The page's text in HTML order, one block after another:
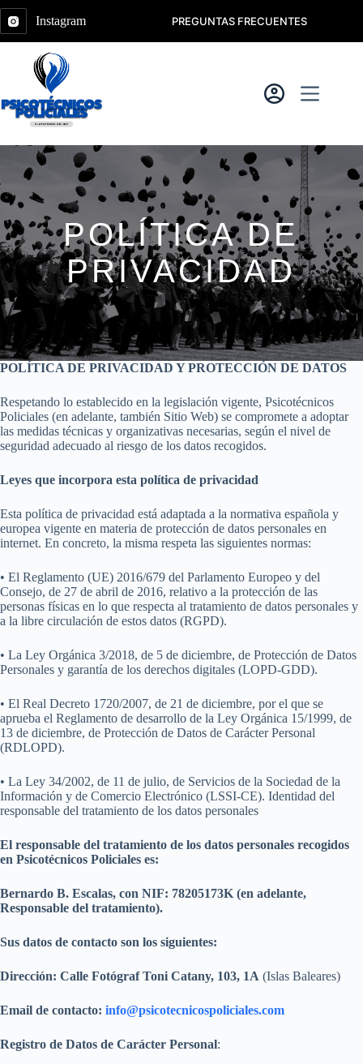
Saltar
contenido
Instagram PREGUNTAS FRECUENTES
POLÍTICA DE
PRIVACIDAD
POLÍTICA DE PRIVACIDAD Y PROTECCIÓN DE DATOS
Respetando lo establecido en la legislación vigente, Psicotécnicos
Policiales (en adelante, también Sitio Web) se compromete a adoptar
las medidas técnicas y organizativas necesarias, según el nivel de
seguridad adecuado al riesgo de los datos recogidos.
Leyes que incorpora esta política de privacidad
Esta política de privacidad está adaptada a la normativa española y
europea vigente en materia de protección de datos personales en
internet. En concreto, la misma respeta las siguientes normas:
• El Reglamento (UE) 2016/679 del Parlamento Europeo y del
Consejo, de 27 de abril de 2016, relativo a la protección de las
personas físicas en lo que respecta al tratamiento de datos personales y
a la libre circulación de estos datos (RGPD).
• La Ley Orgánica 3/2018, de 5 de diciembre, de Protección de Datos
Personales y garantía de los derechos digitales (LOPD-GDD).
• El Real Decreto 1720/2007, de 21 de diciembre, por el que se
aprueba el Reglamento de desarrollo de la Ley Orgánica 15/1999, de
13 de diciembre, de Protección de Datos de Carácter Personal
(RDLOPD).
• La Ley 34/2002, de 11 de julio, de Servicios de la Sociedad de la
Información y de Comercio Electrónico (LSSI-CE). Identidad del
responsable del tratamiento de los datos personales
El responsable del tratamiento de los datos personales recogidos
en Psicotécnicos Policiales es:
Bernardo B. Escalas, con NIF: 78205173K (en adelante,
Responsable del tratamiento).
Sus datos de contacto son los siguientes:
Dirección: Calle Fotógraf Toni Catany, 103, 1A (Islas Baleares)
Email de contacto: info@psicotecnicospoliciales.com
Registro de Datos de Carácter Personal: